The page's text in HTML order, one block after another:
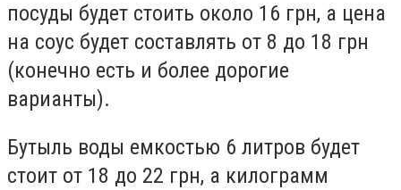
посуды будет стоить около 16 грн, а цена
на соус будет составлять от 8 до 18 грн
(конечно есть и более дорогие
варианты).
Бутыль воды емкостью 6 литров будет
стоит от 18 до 22 грн, а килограмм